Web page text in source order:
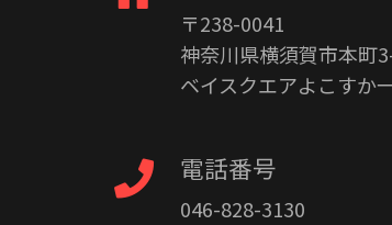
〒238-0041
神奈川県横須賀市本町
ベイスクエアよこすか
電話番号
046-828-3130